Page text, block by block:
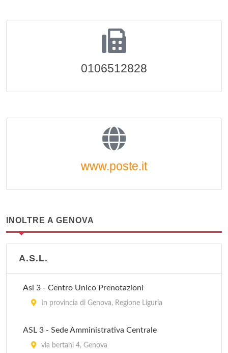
0106512828
www.poste.it
INOLTRE A GENOVA
A.S.L.
Asl 3 - Centro Unico Prenotazioni
In provincia di Genova, Regione Liguria
ASL 3 - Sede Amministrativa Centrale
via bertani 4, Genova